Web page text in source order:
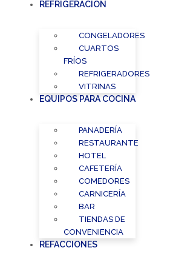
REFRIGERACIÓN
CONGELADORES
CUARTOS
FRÍOS
REFRIGERADORES
VITRINAS
EQUIPOS PARA COCINA
PANADERÍA
RESTAURANTE
HOTEL
CAFETERÍA
COMEDORES
CARNICERÍA
BAR
TIENDAS DE
CONVENIENCIA
REFACCIONES